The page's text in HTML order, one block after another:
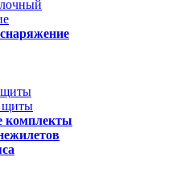
щиты
щиты
комплекты